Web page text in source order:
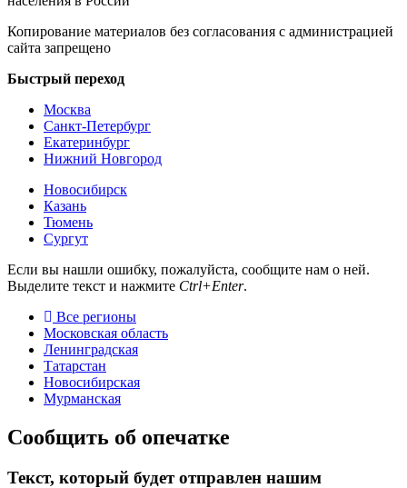
Копирование материалов без согласования с администрацией
сайта запрещено
Быстрый переход
Москва
Санкт-Петербург
Екатеринбург
Нижний Новгород
Новосибирск
Казань
Тюмень
Сургут
Если вы нашли ошибку, пожалуйста, сообщите нам о ней.
Выделите текст и нажмите Ctrl+Enter.
Все регионы
Московская область
Ленинградская
Татарстан
Новосибирская
Мурманская
Сообщить об опечатке
Текст, который будет отправлен нашим